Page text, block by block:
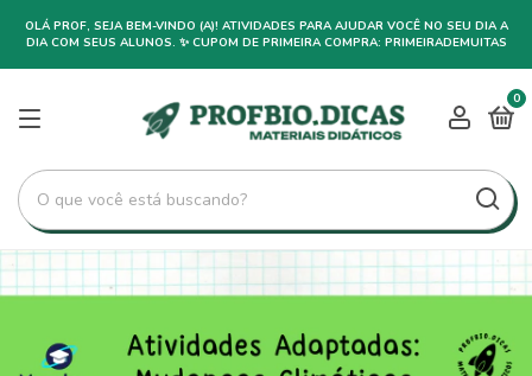
OLÁ PROF, SEJA BEM-VINDO (A)! ATIVIDADES PARA AJUDAR VOCÊ NO SEU DIA A
DIA COM SEUS ALUNOS. ✨ CUPOM DE PRIMEIRA COMPRA: PRIMEIRADEMUITAS
0